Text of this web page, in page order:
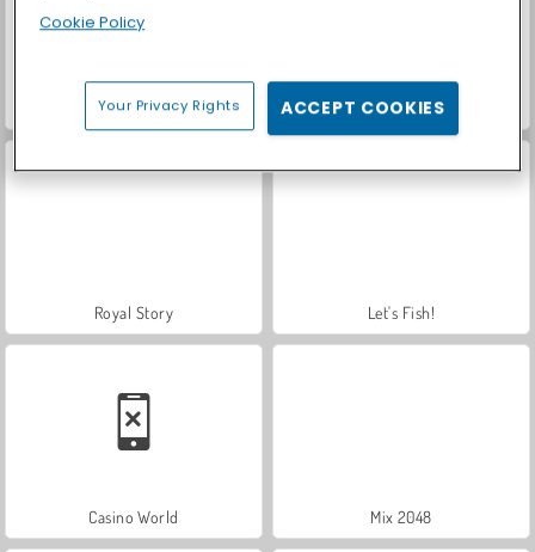
Farm Merge Valley Car Parking City Duel
Royal Story Let's Fish!
Casino World Mix 2048
Cookie Policy
Your Privacy Rights ACCEPT COOKIES